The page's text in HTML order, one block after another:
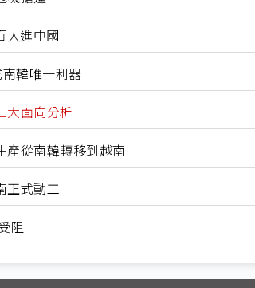
進中國
韓唯一利器
面向分析
從南韓轉移到越南
正式動工
阻